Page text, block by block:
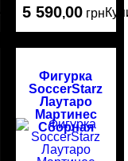
5 590,00 грн
Фигурка
SoccerStarz
Лаутаро
Мартинес
Сборная
Аргентины